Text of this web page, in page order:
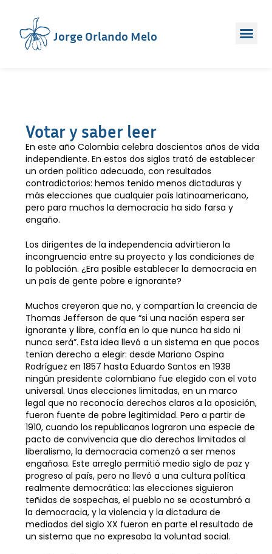
Jorge Orlando Melo
Votar y saber leer
En este año Colombia celebra doscientos años de vida
independiente. En estos dos siglos trató de establecer
un orden político adecuado, con resultados
contradictorios: hemos tenido menos dictaduras y
más elecciones que cualquier país latinoamericano,
pero para muchos la democracia ha sido farsa y
engaño.
Los dirigentes de la independencia advirtieron la
incongruencia entre su proyecto y las condiciones de
la población. ¿Era posible establecer la democracia en
un país de gente pobre e ignorante?
Muchos creyeron que no, y compartían la creencia de
Thomas Jefferson de que “si una nación espera ser
ignorante y libre, confía en lo que nunca ha sido ni
nunca será”. Esta idea llevó a un sistema en que pocos
tenían derecho a elegir: desde Mariano Ospina
Rodríguez en 1857 hasta Eduardo Santos en 1938
ningún presidente colombiano fue elegido con el voto
universal. Unas elecciones limitadas, en un marco
legal que no reconocía derechos claros a la oposición,
fueron fuente de pobre legitimidad. Pero a partir de
1910, cuando los republicanos lograron una especie de
pacto de convivencia que dio derechos limitados al
liberalismo, la democracia comenzó a ser menos
engañosa. Este arreglo permitió medio siglo de paz y
progreso al país, pero no llevó a una cultura política
realmente democrática: las elecciones siguieron
teñidas de sospechas, el pueblo no se acostumbró a
la democracia, y la violencia y la dictadura de
mediados del siglo XX fueron en parte el resultado de
un sistema que no expresaba la voluntad social.